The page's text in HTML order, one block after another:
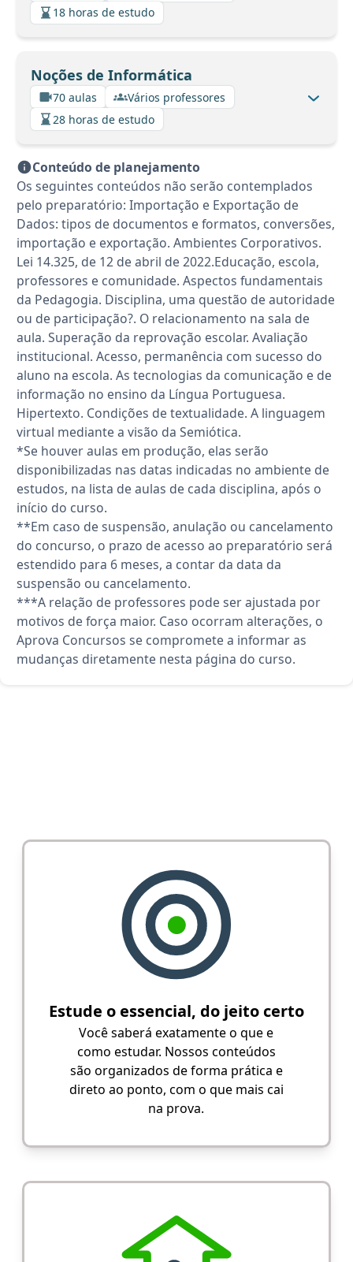
18 horas de estudo
Noções de Informática
70 aulas
Vários professores
28 horas de estudo
Conteúdo de planejamento
Os seguintes conteúdos não serão contemplados
pelo preparatório: Importação e Exportação de
Dados: tipos de documentos e formatos, conversões,
importação e exportação. Ambientes Corporativos.
Lei 14.325, de 12 de abril de 2022.Educação, escola,
professores e comunidade. Aspectos fundamentais
da Pedagogia. Disciplina, uma questão de autoridade
ou de participação?. O relacionamento na sala de
aula. Superação da reprovação escolar. Avaliação
institucional. Acesso, permanência com sucesso do
aluno na escola. As tecnologias da comunicação e de
informação no ensino da Língua Portuguesa.
Hipertexto. Condições de textualidade. A linguagem
virtual mediante a visão da Semiótica.
*Se houver aulas em produção, elas serão
disponibilizadas nas datas indicadas no ambiente de
estudos, na lista de aulas de cada disciplina, após o
início do curso.
**Em caso de suspensão, anulação ou cancelamento
do concurso, o prazo de acesso ao preparatório será
estendido para 6 meses, a contar da data da
suspensão ou cancelamento.
***A relação de professores pode ser ajustada por
motivos de força maior. Caso ocorram alterações, o
Aprova Concursos se compromete a informar as
mudanças diretamente nesta página do curso.
Estude o essencial, do jeito certo
Você saberá exatamente o que e
como estudar. Nossos conteúdos
são organizados de forma prática e
direto ao ponto, com o que mais cai
na prova.